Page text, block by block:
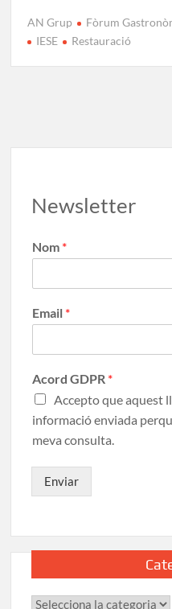
e
b
to
d
ail
p
AN Grup Fòrum
IESE
Restauració
Newsletter
Nom *
Email *
Acord GDPR *
Accepto que aquest
informació enviada
meva consulta.
Enviar